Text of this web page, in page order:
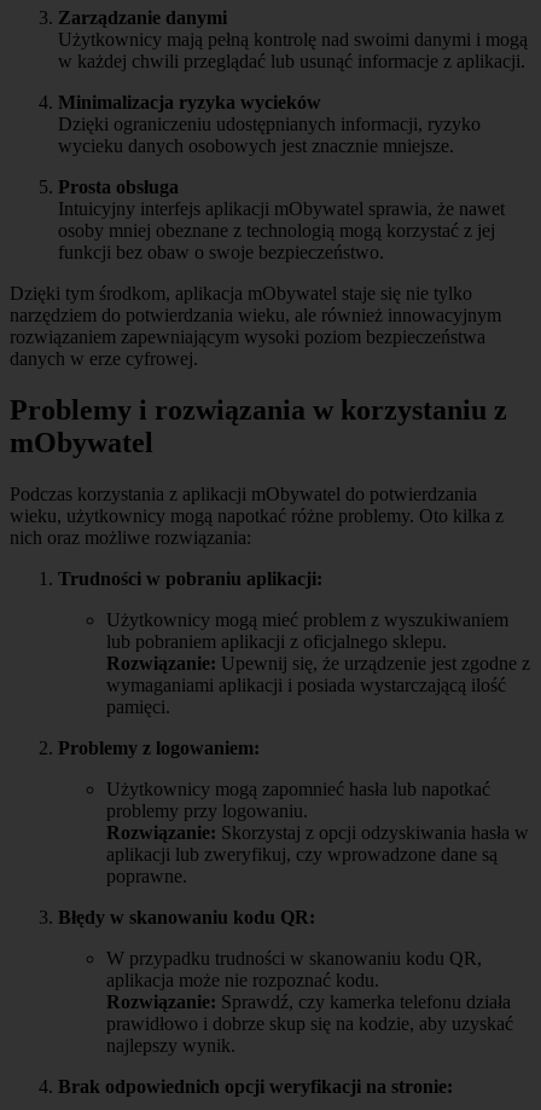
Zarządzanie danymi
Użytkownicy mają pełną kontrolę nad swoimi danymi i mogą
w każdej chwili przeglądać lub usunąć informacje z aplikacji.
Minimalizacja ryzyka wycieków
Dzięki ograniczeniu udostępnianych informacji, ryzyko
wycieku danych osobowych jest znacznie mniejsze.
Prosta obsługa
Intuicyjny interfejs aplikacji mObywatel sprawia, że nawet
osoby mniej obeznane z technologią mogą korzystać z jej
funkcji bez obaw o swoje bezpieczeństwo.
Dzięki tym środkom, aplikacja mObywatel staje się nie tylko
narzędziem do potwierdzania wieku, ale również innowacyjnym
rozwiązaniem zapewniającym wysoki poziom bezpieczeństwa
danych w erze cyfrowej.
Problemy i rozwiązania w korzystaniu z
mObywatel
Podczas korzystania z aplikacji mObywatel do potwierdzania
wieku, użytkownicy mogą napotkać różne problemy. Oto kilka z
nich oraz możliwe rozwiązania:
Trudności w pobraniu aplikacji:
Użytkownicy mogą mieć problem z wyszukiwaniem
lub pobraniem aplikacji z oficjalnego sklepu.
Rozwiązanie: Upewnij się, że urządzenie jest zgodne z
wymaganiami aplikacji i posiada wystarczającą ilość
pamięci.
Problemy z logowaniem:
Użytkownicy mogą zapomnieć hasła lub napotkać
problemy przy logowaniu.
Rozwiązanie: Skorzystaj z opcji odzyskiwania hasła w
aplikacji lub zweryfikuj, czy wprowadzone dane są
poprawne.
Błędy w skanowaniu kodu QR:
W przypadku trudności w skanowaniu kodu QR,
aplikacja może nie rozpoznać kodu.
Rozwiązanie: Sprawdź, czy kamerka telefonu działa
prawidłowo i dobrze skup się na kodzie, aby uzyskać
najlepszy wynik.
Brak odpowiednich opcji weryfikacji na stronie: